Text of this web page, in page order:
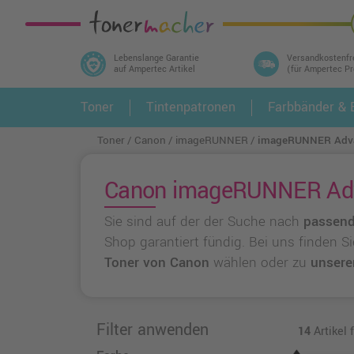
Lebenslange Garantie
auf Ampertec Artikel
(für Ampertec
In 3 einfachen Schritten ihr Druckermodell
und alle dazu passenden Artikel finden ➤ 1.
Toner Tintenpatronen Farbbänder &
Toner Canon imageRUNNER imageRUNNER
Canon imageRUNNER
Sie sind auf der der Suche nach
Shop garantiert fündig. Bei uns finden
Toner von Canon wählen oder zu
Filter anwenden 14Artikel